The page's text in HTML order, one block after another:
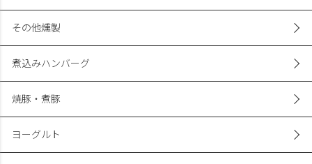
その他燻製
煮込みハンバーグ
焼豚・煮豚
ヨーグルト